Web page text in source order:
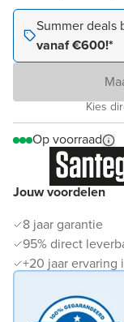
Jouw voordelen
8 jaar garantie
95% direct
+20 jaar ervaring
Summer deals
vanaf €600!*
Kies
Op voorraad